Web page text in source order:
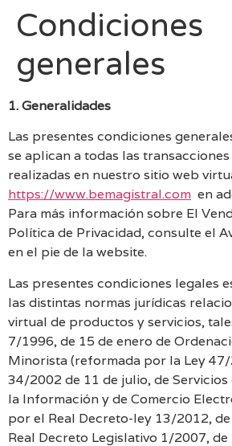
Condiciones
generales
1. Generalidades
Las presentes condiciones
se aplican a todas las
realizadas en nuestro sitio web
https://www.bemagistral.com en
Para más información sobre El
Política de Privacidad, consulte el
en el pie de la website.
Las presentes condiciones legales
las distintas normas jurídicas
virtual de productos y servicios,
7/1996, de 15 de enero de
Minorista (reformada por la Ley
34/2002 de 11 de julio, de Servicios
la Información y de Comercio
por el Real Decreto-ley 13/2012,
Real Decreto Legislativo 1/2007,